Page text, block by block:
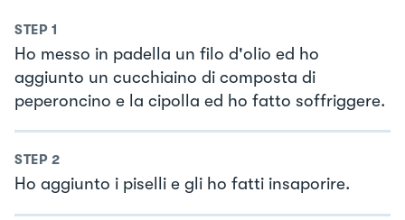
STEP 1
Ho messo in padella un filo d'olio ed ho
aggiunto un cucchiaino di composta di
peperoncino e la cipolla ed ho fatto soffriggere.
STEP 2
Ho aggiunto i piselli e gli ho fatti insaporire.